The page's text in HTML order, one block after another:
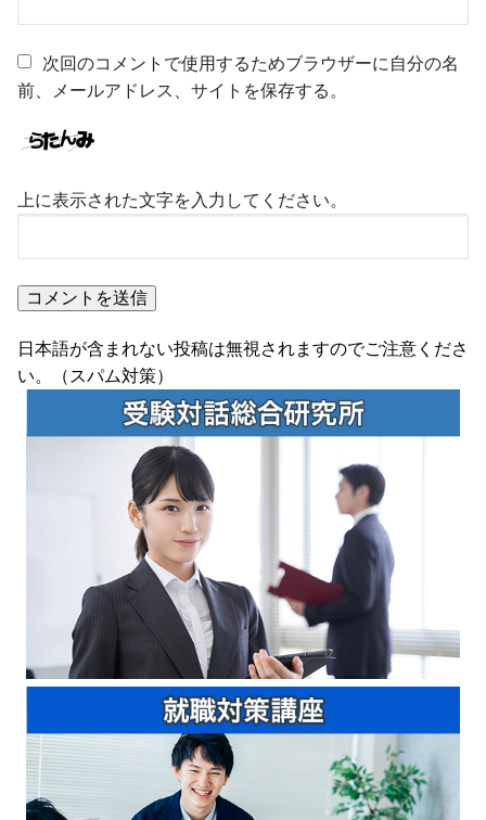
次回のコメントで使用するためブラウザーに自分の名
前、メールアドレス、サイトを保存する。
上に表示された文字を入力してください。
日本語が含まれない投稿は無視されますのでご注意くださ
い。（スパム対策）